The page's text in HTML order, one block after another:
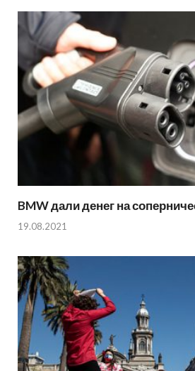
BMW дали денег на
19.08.2021